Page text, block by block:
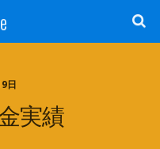
日
実績